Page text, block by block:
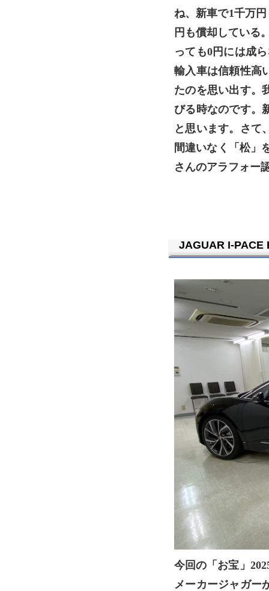
ね、新車で1千万
円も償却している
っても0円には成
輸入車は信頼性高
たのを思い出す。
びる時なのです。
と思います。さて
間違いなく「松」
さんのアラフォー
JAGUAR I-PACE
今回の「お宝」
メーカージャガー